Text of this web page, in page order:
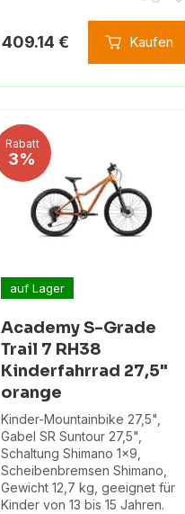
409.14 € Kaufen
Rabatt
3%
auf Lager
Academy S-Grade
Trail 7 RH38
Kinderfahrrad 27,5"
orange
Kinder-Mountainbike 27,5",
Gabel SR Suntour 27,5",
Schaltung Shimano 1x9,
Scheibenbremsen Shimano,
Gewicht 12,7 kg, geeignet für
Kinder von 13 bis 15 Jahren.